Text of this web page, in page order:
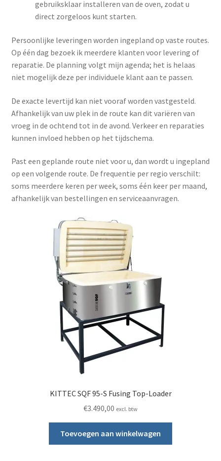
gebruiksklaar installeren van de oven, zodat u
direct zorgeloos kunt starten.
Persoonlijke leveringen worden ingepland op vaste routes.
Op één dag bezoek ik meerdere klanten voor levering of
reparatie. De planning volgt mijn agenda; het is helaas
niet mogelijk deze per individuele klant aan te passen.
De exacte levertijd kan niet vooraf worden vastgesteld.
Afhankelijk van uw plek in de route kan dit variëren van
vroeg in de ochtend tot in de avond. Verkeer en reparaties
kunnen invloed hebben op het tijdschema.
Past een geplande route niet voor u, dan wordt u ingepland
op een volgende route. De frequentie per regio verschilt:
soms meerdere keren per week, soms één keer per maand,
afhankelijk van bestellingen en serviceaanvragen.
KITTEC SQF 95-S Fusing Top-Loader
€3.490,00 excl. btw
Toevoegen aan winkelwagen